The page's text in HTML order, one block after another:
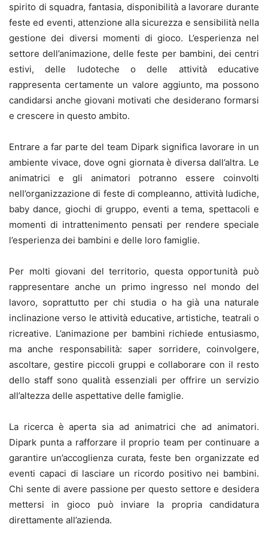
spirito di squadra, fantasia, disponibilità a lavorare durante
feste ed eventi, attenzione alla sicurezza e sensibilità nella
gestione dei diversi momenti di gioco. L’esperienza nel
settore dell’animazione, delle feste per bambini, dei centri
estivi, delle ludoteche o delle attività educative
rappresenta certamente un valore aggiunto, ma possono
candidarsi anche giovani motivati che desiderano formarsi
e crescere in questo ambito.
Entrare a far parte del team Dipark significa lavorare in un
ambiente vivace, dove ogni giornata è diversa dall’altra. Le
animatrici e gli animatori potranno essere coinvolti
nell’organizzazione di feste di compleanno, attività ludiche,
baby dance, giochi di gruppo, eventi a tema, spettacoli e
momenti di intrattenimento pensati per rendere speciale
l’esperienza dei bambini e delle loro famiglie.
Per molti giovani del territorio, questa opportunità può
rappresentare anche un primo ingresso nel mondo del
lavoro, soprattutto per chi studia o ha già una naturale
inclinazione verso le attività educative, artistiche, teatrali o
ricreative. L’animazione per bambini richiede entusiasmo,
ma anche responsabilità: saper sorridere, coinvolgere,
ascoltare, gestire piccoli gruppi e collaborare con il resto
dello staff sono qualità essenziali per offrire un servizio
all’altezza delle aspettative delle famiglie.
La ricerca è aperta sia ad animatrici che ad animatori.
Dipark punta a rafforzare il proprio team per continuare a
garantire un’accoglienza curata, feste ben organizzate ed
eventi capaci di lasciare un ricordo positivo nei bambini.
Chi sente di avere passione per questo settore e desidera
mettersi in gioco può inviare la propria candidatura
direttamente all’azienda.